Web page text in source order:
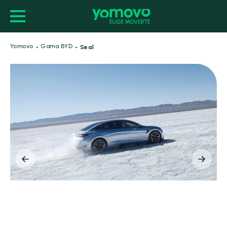
Yomovo · Gama BYD · Seal